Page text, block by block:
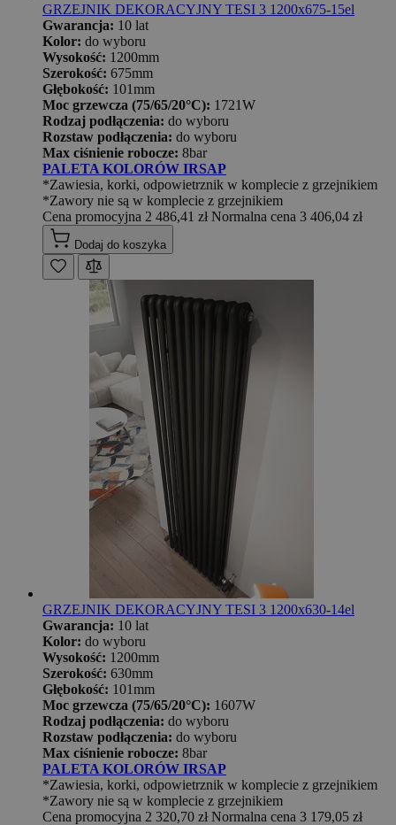
GRZEJNIK DEKORACYJNY TESI 3 1200x675-15el
Gwarancja: 10 lat
Kolor: do wyboru
Wysokość: 1200mm
Szerokość: 675mm
Głębokość: 101mm
Moc grzewcza (75/65/20°C): 1721W
Rodzaj podłączenia: do wyboru
Rozstaw podłączenia: do wyboru
Max ciśnienie robocze: 8bar
PALETA KOLORÓW IRSAP
*Zawiesia, korki, odpowietrznik w komplecie z grzejnikiem
*Zawory nie są w komplecie z grzejnikiem
Cena promocyjna 2 486,41 zł Normalna cena 3 406,04 zł
Dodaj do koszyka
GRZEJNIK DEKORACYJNY TESI 3 1200x630-14el
Gwarancja: 10 lat
Kolor: do wyboru
Wysokość: 1200mm
Szerokość: 630mm
Głębokość: 101mm
Moc grzewcza (75/65/20°C): 1607W
Rodzaj podłączenia: do wyboru
Rozstaw podłączenia: do wyboru
Max ciśnienie robocze: 8bar
PALETA KOLORÓW IRSAP
*Zawiesia, korki, odpowietrznik w komplecie z grzejnikiem
*Zawory nie są w komplecie z grzejnikiem
Cena promocyjna 2 320,70 zł Normalna cena 3 179,05 zł